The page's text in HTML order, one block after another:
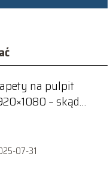
na pulpit
– skąd
07-31